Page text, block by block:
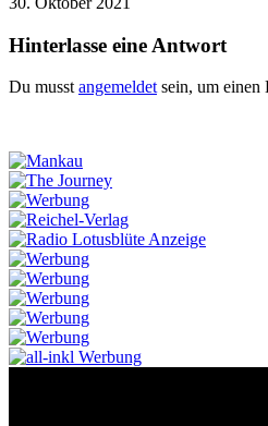
Hinterlasse eine Antwort
Du musst angemeldet sein, um einen